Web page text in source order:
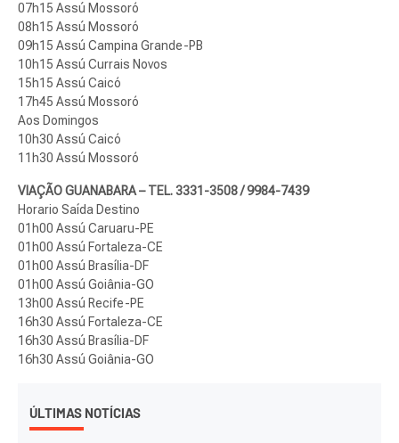
07h15 Assú Mossoró
08h15 Assú Mossoró
09h15 Assú Campina Grande-PB
10h15 Assú Currais Novos
15h15 Assú Caicó
17h45 Assú Mossoró
Aos Domingos
10h30 Assú Caicó
11h30 Assú Mossoró
VIAÇÃO GUANABARA – TEL. 3331-3508/ 9984-7439
Horario Saída Destino
01h00 Assú Caruaru-PE
01h00 Assú Fortaleza-CE
01h00 Assú Brasília-DF
01h00 Assú Goiânia-GO
13h00 Assú Recife-PE
16h30 Assú Fortaleza-CE
16h30 Assú Brasília-DF
16h30 Assú Goiânia-GO
ÚLTIMAS NOTÍCIAS